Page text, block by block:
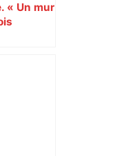
« Un mur